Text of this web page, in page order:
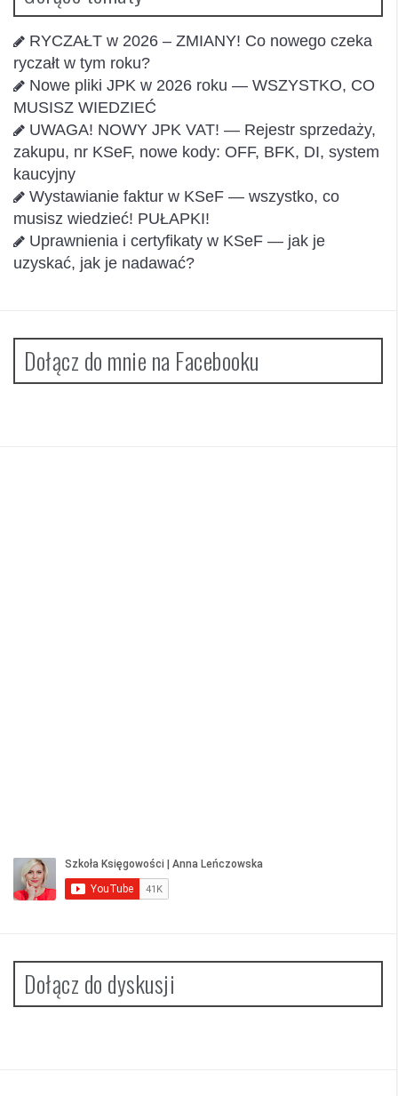
RYCZAŁT w 2026 – ZMIANY! Co nowego czeka
ryczałt w tym roku?
Nowe pliki JPK w 2026 roku — WSZYSTKO, CO
MUSISZ WIEDZIEĆ
UWAGA! NOWY JPK VAT! — Rejestr sprzedaży,
zakupu, nr KSeF, nowe kody: OFF, BFK, DI, system
kaucyjny
Wystawianie faktur w KSeF — wszystko, co
musisz wiedzieć! PUŁAPKI!
Uprawnienia i certyfikaty w KSeF — jak je
uzyskać, jak je nadawać?
Dołącz do mnie na Facebooku
Dołącz do dyskusji